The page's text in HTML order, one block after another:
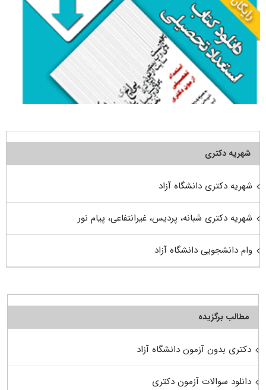
شهریه دکتری
شهریه دکتری دانشگاه آزاد
شهریه دکتری شبانه، پردیس، غیرانتفاعی، پیام نور
وام دانشجویی دانشگاه آزاد
مطالب برگزیده
دکتری بدون آزمون دانشگاه آزاد
دانلود سوالات آزمون دکتری